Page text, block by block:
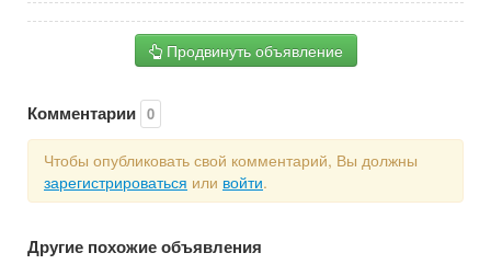
Продвинуть объявление
Комментарии 0
Чтобы опубликовать свой комментарий, Вы должны
зарегистрироваться или войти.
Другие похожие объявления